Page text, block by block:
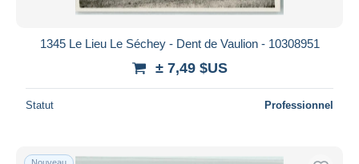
1345 Le Lieu Le Séchey - Dent de Vaulion - 10308951
± 7,49 $US
Statut Professionnel